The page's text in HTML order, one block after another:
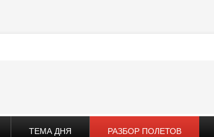
ТЕМА ДНЯ РАЗБОР ПОЛЕТОВ